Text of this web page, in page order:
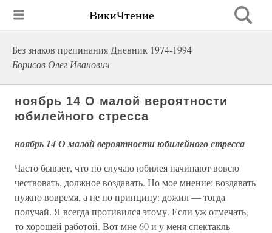
ВикиЧтение
Без знаков препинания Дневник 1974-1994
Борисов Олег Иванович
ноябрь 14 О малой вероятности
юбилейного стресса
ноябрь 14 О малой вероятности юбилейного стресса
Часто бывает, что по случаю юбилея начинают вовсю
чествовать, должное воздавать. Но мое мнение: воздавать
нужно вовремя, а не по принципу: дожил — тогда
получай. Я всегда противился этому. Если уж отмечать,
то хорошей работой. Вот мне 60 и у меня спектакль